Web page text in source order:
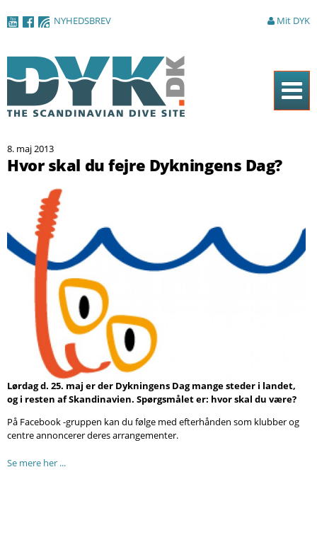
NYHEDSBREV Mit DYK
Magasinet
Artikler
DYK Guiden
Shop
Om DYK
Søg
8. maj 2013
Hvor skal du fejre Dykningens Dag?
Lørdag d. 25. maj er der Dykningens Dag mange steder i landet,
og i resten af Skandinavien. Spørgsmålet er: hvor skal du være?
På Facebook -gruppen kan du følge med efterhånden som klubber og
centre annoncerer deres arrangementer.
Se mere her ...